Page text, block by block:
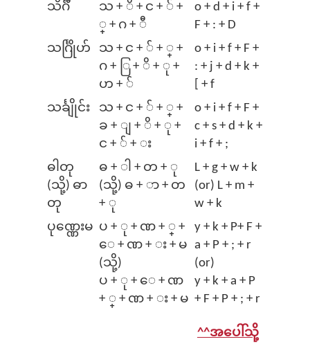
သိင်္ဂီ
သ + ိ + င + ် +
္ + ဂ + ီ
o + d + i + f +
F + : + D
သင်္ဂြိုဟ်
သ + င + ် + ္ +
ဂ + ြ + ိ + ု +
ဟ + ်
o + i + f + F +
: + j + d + k +
[ + f
သင်္ချိုင်း
သ + င + ် + ္ +
ခ + ျ + ိ + ု +
င + ် + း
o + i + f + F +
c + s + d + k +
i + f + ;
ဓါတု
(သို့) ဓာ
တု
ဓ + ါ + တ + ု
(သို့) ဓ + ာ + တ
+ ု
L + g + w + k
(or) L + m +
w + k
ပုဏ္ဏေးမ ပ + ု + ဏ + ္ + ​
ေ + ဏ + း + မ
(သို့)
ပ + ု + ​ေ + ဏ
+ ္ + ဏ + း + မ
y + k + P+ F +
a + P + ; + r
(or)
y + k + a + P
+ F + P + ; + r
^^အပေါ်သို့